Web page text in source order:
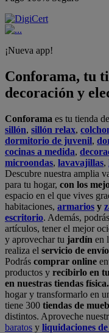
¡Nueva app!
Conforama, tu
decoración y
Conforama es tu tienda de
sillón, sillón relax,
dormitorio de juvenil,
cocinas a medida,
microondas, lavavajillas,
Descubre nuestra amplia
para tu hogar, con los
espacio en el que vives
habitaciones, armarios y
escritorio. Además,
artículos, tener el mejor
y aprovechar tu jardín en
realiza el servicio de
Podrás comprar online
productos y recibirlo en
en nuestras tiendas física.
hogar y transformarlo en
tiene 300 tiendas de
distintos. Aproveche
baratos y liquidaciones de